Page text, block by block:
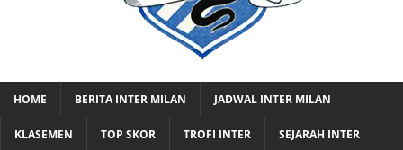
HOME BERITA INTER MILAN JADWAL INTER MILAN
KLASEMEN TOP SKOR TROFI INTER SEJARAH INTER